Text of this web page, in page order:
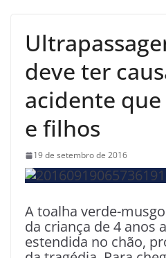
deve ter
acidente
e filhos
19 de setembro de 2016
A toalha verde-
da criança de 4 anos
estendida no chão,